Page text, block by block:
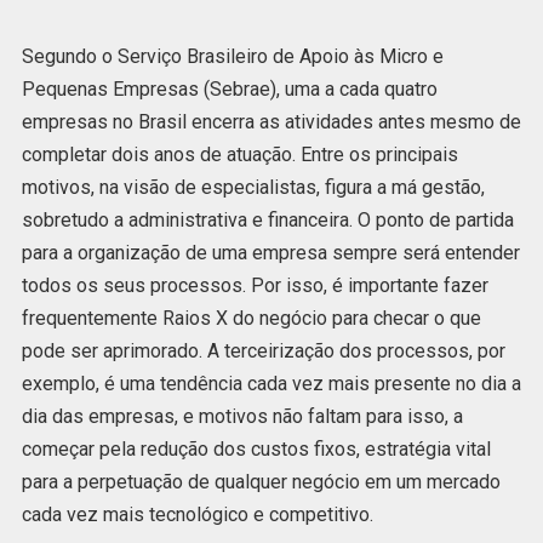
Segundo o Serviço Brasileiro de Apoio às Micro e
Pequenas Empresas (Sebrae), uma a cada quatro
empresas no Brasil encerra as atividades antes mesmo de
completar dois anos de atuação. Entre os principais
motivos, na visão de especialistas, figura a má gestão,
sobretudo a administrativa e financeira. O ponto de partida
para a organização de uma empresa sempre será entender
todos os seus processos. Por isso, é importante fazer
frequentemente Raios X do negócio para checar o que
pode ser aprimorado. A terceirização dos processos, por
exemplo, é uma tendência cada vez mais presente no dia a
dia das empresas, e motivos não faltam para isso, a
começar pela redução dos custos fixos, estratégia vital
para a perpetuação de qualquer negócio em um mercado
cada vez mais tecnológico e competitivo.